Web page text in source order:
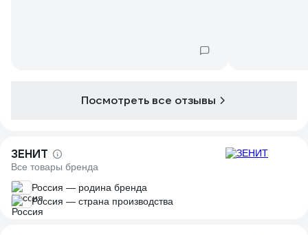
Посмотреть все отзывы
ЗЕНИТ
Все товары бренда
Россия — родина бренда
Россия — страна производства